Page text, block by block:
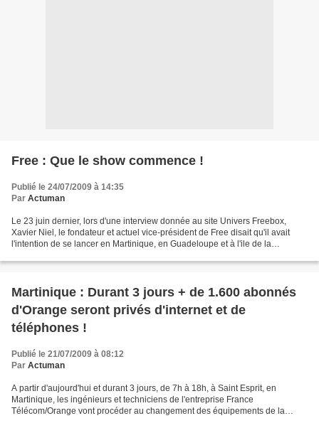
Free : Que le show commence !
Publié le 24/07/2009 à 14:35
Par Actuman
Le 23 juin dernier, lors d'une interview donnée au site Univers Freebox,
Xavier Niel, le fondateur et actuel vice-président de Free disait qu'il avait
l'intention de se lancer en Martinique, en Guadeloupe et à l'ile de la
Martinique : Durant 3 jours + de 1.600 abonnés
d'Orange seront privés d'internet et de
téléphones !
Publié le 21/07/2009 à 08:12
Par Actuman
A partir d'aujourd'hui et durant 3 jours, de 7h à 18h, à Saint Esprit, en
Martinique, les ingénieurs et techniciens de l'entreprise France
Télécom/Orange vont procéder au changement des équipements de la